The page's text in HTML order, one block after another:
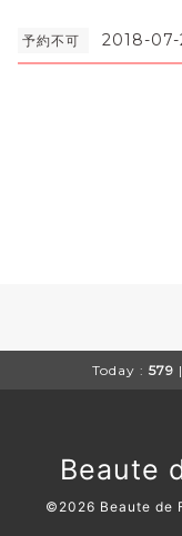
予約不可 2018-07-
Today : 579
Beaute
©2026 Beaute de